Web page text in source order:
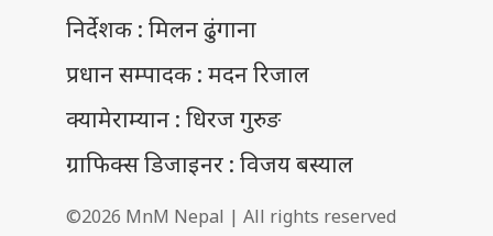
निर्देशक : मिलन ढुंगाना
प्रधान सम्पादक : मदन रिजाल
क्यामेराम्यान : धिरज गुरुङ
ग्राफिक्स डिजाइनर : विजय बस्याल
©2026 MnM Nepal | All rights reserved